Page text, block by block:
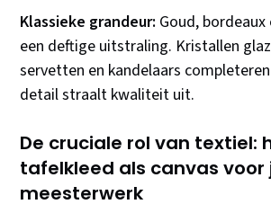
Klassieke grandeur: Goud,
een deftige uitstraling. Kristallen
servetten en kandelaars
detail straalt kwaliteit uit.
De cruciale rol van textiel:
tafelkleed als canvas voor
meesterwerk